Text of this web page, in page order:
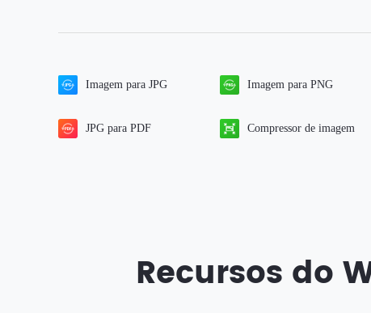
Imagem para JPG Imagem para PNG
JPG para PDF Compressor de imagem
Recursos do